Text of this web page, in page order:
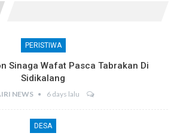
PERISTIWA
Sinaga Wafat Pasca Tabrakan Di
Sidikalang
NEWS 6 days lalu
DESA